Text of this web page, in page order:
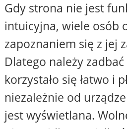
Gdy strona nie jest
intuicyjna, wiele osób
zapoznaniem się z jej
Dlatego należy
korzystało się łatwo i
niezależnie od
jest wyświetlana.